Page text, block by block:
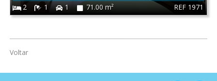
REF 1971
2
1 1 71.00 m²
Voltar